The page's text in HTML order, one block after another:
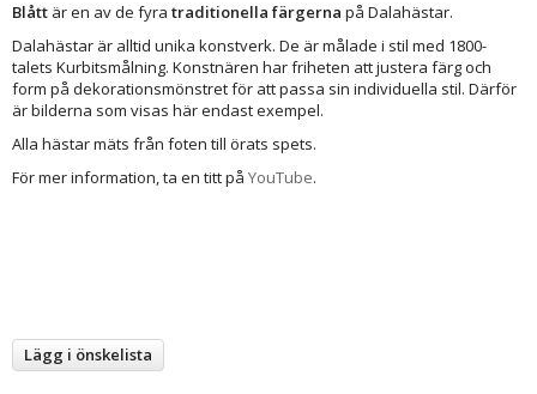
Blått är en av de fyra traditionella färgerna på Dalahästar.
Dalahästar är alltid unika konstverk. De är målade i stil med 1800-
talets Kurbitsmålning. Konstnären har friheten att justera färg och
form på dekorationsmönstret för att passa sin individuella stil. Därför
är bilderna som visas här endast exempel.
Alla hästar mäts från foten till örats spets.
För mer information, ta en titt på YouTube.
Lägg i önskelista